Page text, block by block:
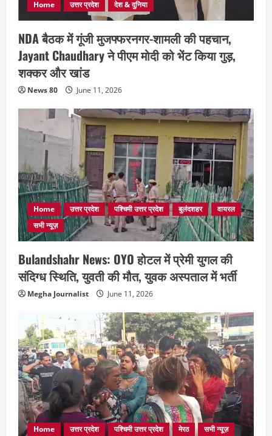
Home उत्तर प्रदेश देश & दुनिया
NDA बैठक में गूंजी मुजफ्फरनगर-शामली की पहचान,
Jayant Chaudhary ने पीएम मोदी को भेंट किया गुड़,
शक्कर और खांड
News 80 June 11, 2026
Home उत्तर प्रदेश पश्चिमी उत्तर प्रदेश बुलंदशहर
वायरल
सभी न्यूज़
Bulandshahr News: OYO होटल में प्रेमी युगल की
संदिग्ध स्थिति, युवती की मौत, युवक अस्पताल में भर्ती
Megha Journalist June 11, 2026
Home उत्तर प्रदेश पश्चिमी उत्तर प्रदेश मेरठ सभी न्यूज़